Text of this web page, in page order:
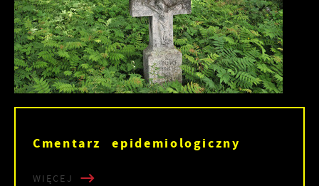
Cmentarz epidemiologiczny
WIĘCEJ